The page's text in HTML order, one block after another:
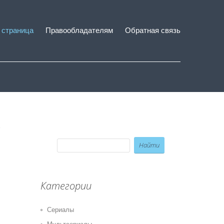
Правообладателям Обратная связь
Категории
Сериалы